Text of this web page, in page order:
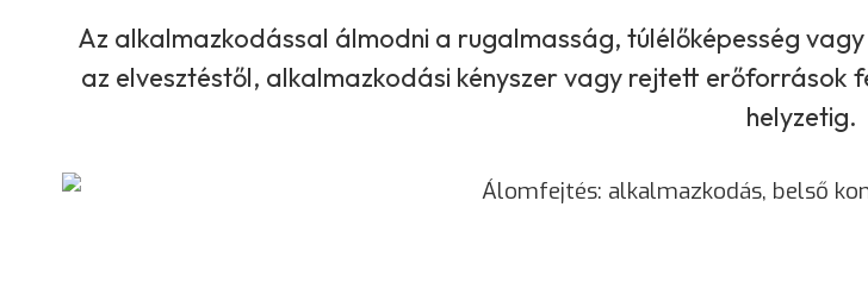
Az alkalmazkodással álmodni a rugalmasság, túlélőképesség
az elvesztéstől, alkalmazkodási kényszer vagy rejtett erőforrások
helyzetig.